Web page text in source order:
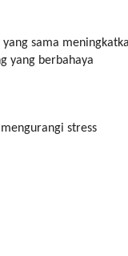
sama
yang berbahaya
stress